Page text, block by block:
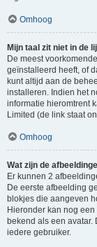
Omhoog
Mijn taal zit niet in de
De meest
geïnstalleerd heeft, of
kunt altijd aan de
installeren. Indien het
informatie hieromtrent
Limited (de link staat
Omhoog
Wat zijn de
Er kunnen 2
De eerste afbeelding
blokjes die aangeven
Hieronder kan nog
bekend als een
iedere gebruiker.